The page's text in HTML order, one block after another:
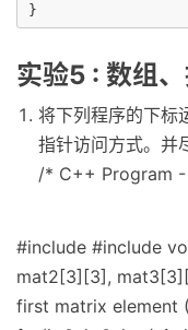
}
实验5 : 数组
将下列程序的下标
指针访问方式。
/* C++ Program
#include #include
mat2[3][3],
first matrix element